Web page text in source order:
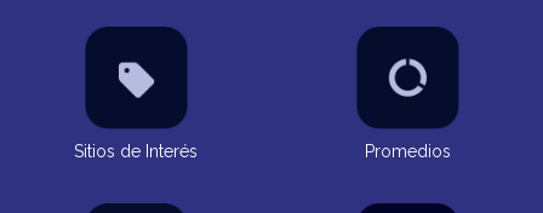
Sitios de Interés Promedios